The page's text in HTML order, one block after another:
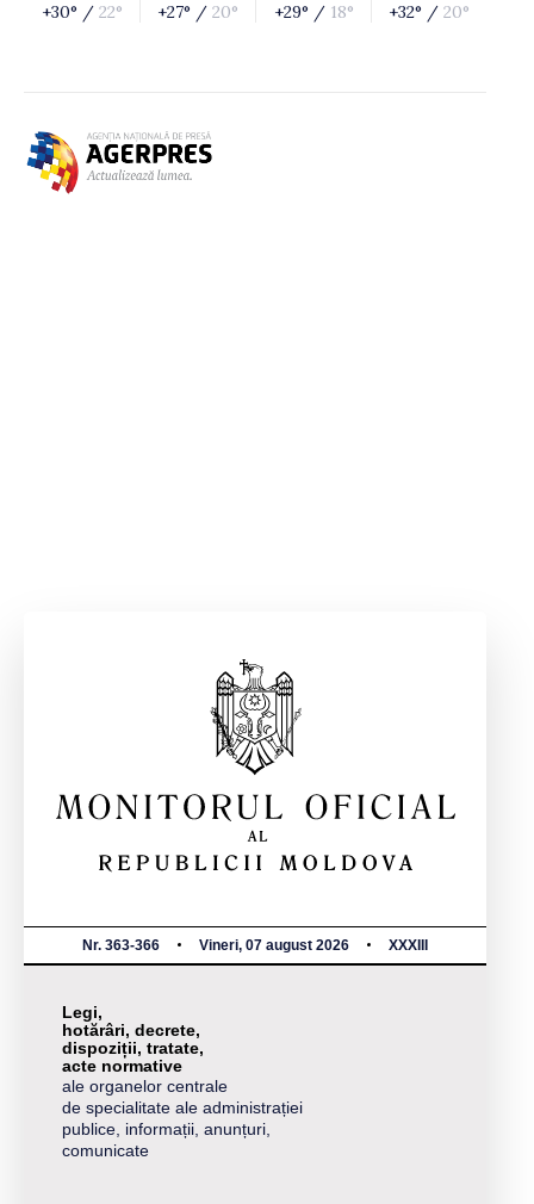
+30° / 22° +27° / 20° +29° / 18° +32° / 20°
Nr. 363-366 Vineri, 07 august 2026 XXXIII
Legi,
hotărâri, decrete,
dispoziții, tratate,
acte normative
ale organelor centrale
de specialitate ale administrației
publice, informații, anunțuri,
comunicate